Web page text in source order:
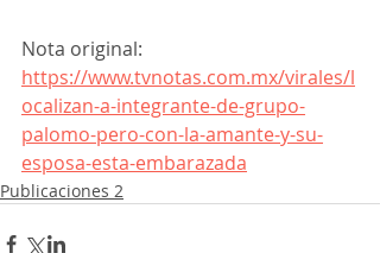
Nota original:
https://www.tvnotas.com.mx/virales/l
ocalizan-a-integrante-de-grupo-
palomo-pero-con-la-amante-y-su-
esposa-esta-embarazada
Publicaciones 2